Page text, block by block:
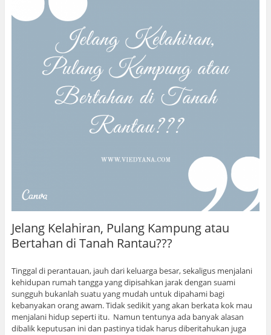
Jelang Kelahiran, Pulang Kampung atau
Bertahan di Tanah Rantau???
Tinggal di perantauan, jauh dari keluarga besar, sekaligus menjalani
kehidupan rumah tangga yang dipisahkan jarak dengan suami
sungguh bukanlah suatu yang mudah untuk dipahami bagi
kebanyakan orang awam. Tidak sedikit yang akan berkata kok mau
menjalani hidup seperti itu. Namun tentunya ada banyak alasan
dibalik keputusan ini dan pastinya tidak harus diberitahukan juga